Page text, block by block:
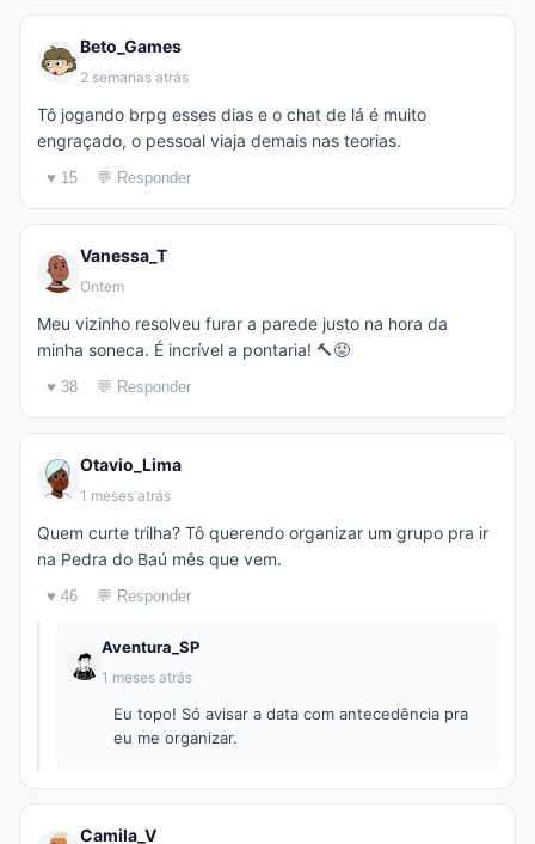
Beto_Games
2 semanas atrás
Tô jogando brpg esses dias e o chat de lá é muito
engraçado, o pessoal viaja demais nas teorias.
♥ 15 💬 Responder
Vanessa_T
Ontem
Meu vizinho resolveu furar a parede justo na hora da
minha soneca. É incrível a pontaria! 🔨😡
♥ 38 💬 Responder
Otavio_Lima
1 meses atrás
Quem curte trilha? Tô querendo organizar um grupo pra ir
na Pedra do Baú mês que vem.
♥ 46 💬 Responder
Aventura_SP
1 meses atrás
Eu topo! Só avisar a data com antecedência pra
eu me organizar.
Camila_V